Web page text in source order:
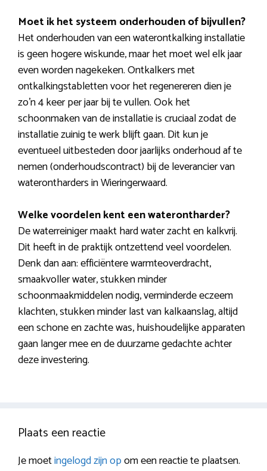
Moet ik het systeem onderhouden of bijvullen?
Het onderhouden van een waterontkalking installatie
is geen hogere wiskunde, maar het moet wel elk jaar
even worden nagekeken. Ontkalkers met
ontkalkingstabletten voor het regenereren dien je
zo’n 4 keer per jaar bij te vullen. Ook het
schoonmaken van de installatie is cruciaal zodat de
installatie zuinig te werk blijft gaan. Dit kun je
eventueel uitbesteden door jaarlijks onderhoud af te
nemen (onderhoudscontract) bij de leverancier van
waterontharders in Wieringerwaard.
Welke voordelen kent een waterontharder?
De waterreiniger maakt hard water zacht en kalkvrij.
Dit heeft in de praktijk ontzettend veel voordelen.
Denk dan aan: efficiëntere warmteoverdracht,
smaakvoller water, stukken minder
schoonmaakmiddelen nodig, verminderde eczeem
klachten, stukken minder last van kalkaanslag, altijd
een schone en zachte was, huishoudelijke apparaten
gaan langer mee en de duurzame gedachte achter
deze investering.
Plaats een reactie
Je moetingelogd zijn opom een reactie te plaatsen.